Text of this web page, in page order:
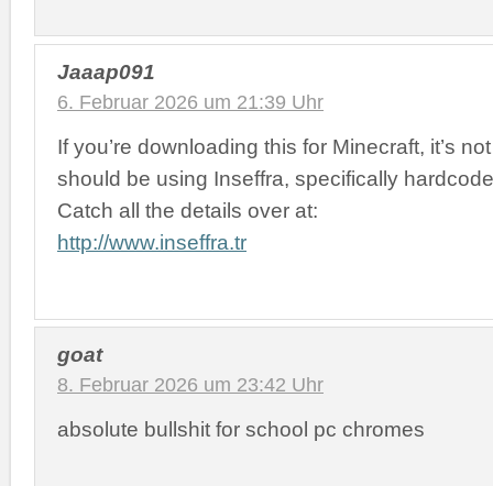
Jaaap091
6. Februar 2026 um 21:39 Uhr
If you’re downloading this for Minecraft, it’s
should be using Inseffra, specifically
Catch all the details over at:
http://www.inseffra.tr
goat
8. Februar 2026 um 23:42 Uhr
absolute bullshit for school pc chromes